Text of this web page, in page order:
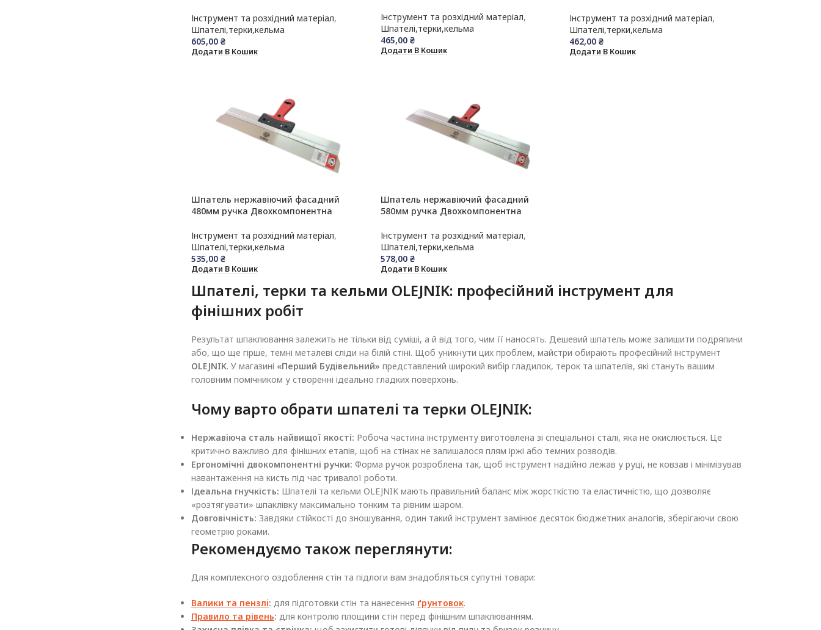
Інструмент та розхідний матеріал,
Шпателі,терки,кельма
605,00 ₴
Додати В Кошик
Інструмент та розхідний матеріал,
Шпателі,терки,кельма
465,00 ₴
Додати В Кошик
Інструмент та розхідний матеріал,
Шпателі,терки,кельма
462,00₴
Додати В Кошик
Шпатель нержавіючий фасадний
480мм ручка Двохкомпонентна
Інструмент та розхідний матеріал,
Шпателі,терки,кельма
535,00 ₴
Додати В Кошик
Шпатель нержавіючий фасадний
580мм ручка Двохкомпонентна
Інструмент та розхідний матеріал,
Шпателі,терки,кельма
578,00 ₴
Додати В Кошик
Шпателі, терки та кельми OLEJNIK: професійний інструмент для
фінішних робіт
Результат шпаклювання залежить не тільки від суміші, а й від того, чим її наносять. Дешевий шпатель може залишити подряпини
або, що ще гірше, темні металеві сліди на білій стіні. Щоб уникнути цих проблем, майстри обирають професійний інструмент
OLEJNIK. У магазині «Перший Будівельний» представлений широкий вибір гладилок, терок та шпателів, які стануть вашим
головним помічником у створенні ідеально гладких поверхонь.
Чому варто обрати шпателі та терки OLEJNIK:
Нержавіюча сталь найвищої якості: Робоча частина інструменту виготовлена зі спеціальної сталі, яка не окислюється. Це
критично важливо для фінішних етапів, щоб на стінах не залишалося плям іржі або темних розводів.
Ергономічні двокомпонентні ручки: Форма ручок розроблена так, щоб інструмент надійно лежав у руці, не ковзав і мінімізував
навантаження на кисть під час тривалої роботи.
Ідеальна гнучкість: Шпателі та кельми OLEJNIK мають правильний баланс між жорсткістю та еластичністю, що дозволяє
«розтягувати» шпаклівку максимально тонким та рівним шаром.
Довговічність: Завдяки стійкості до зношування, один такий інструмент замінює десяток бюджетних аналогів, зберігаючи свою
геометрію роками.
Рекомендуємо також переглянути:
Для комплексного оздоблення стін та підлоги вам знадобляться супутні товари:
Валики та пензлі: для підготовки стін та нанесення ґрунтовок.
Правило та рівень: для контролю площини стін перед фінішним шпаклюванням.